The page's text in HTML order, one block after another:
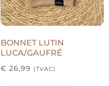
BONNET LUTIN
LUCA/GAUFRÉ
€ 26,99 (TVAC)